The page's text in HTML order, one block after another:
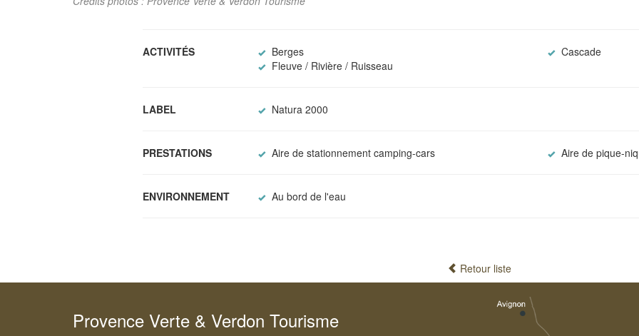
ACTIVITÉS Berges
Cascade
Fleuve / Rivière / Ruisseau
LABEL Natura 2000
PRESTATIONS Aire de stationnement camping-cars Aire de pique-
ENVIRONNEMENT Au bord de l'eau
Retour liste
Provence Verte & Verdon Tourisme